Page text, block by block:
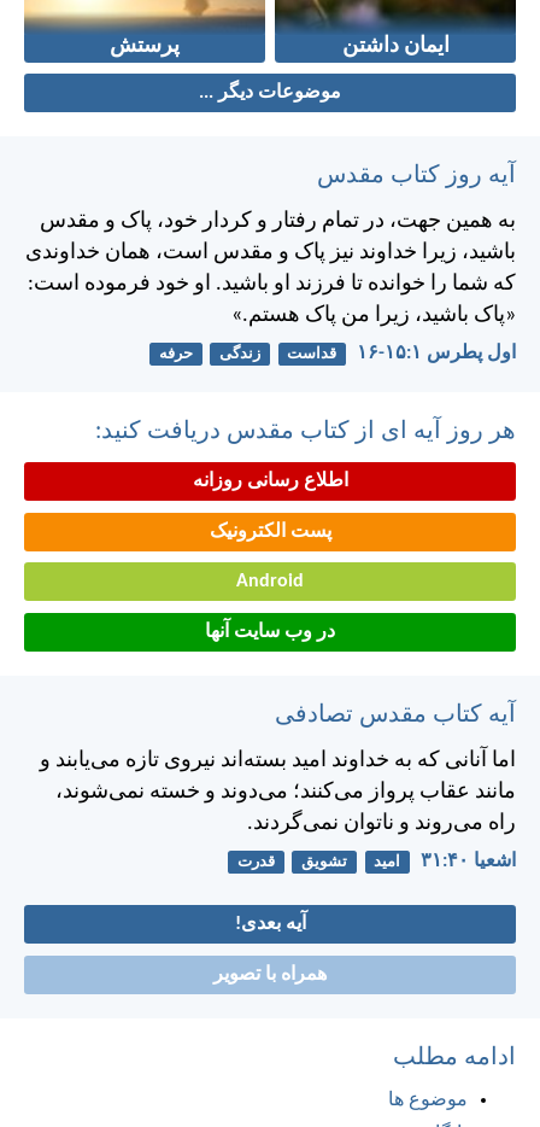
ایمان داشتن پرستش
موضوعات دیگر ...
آیه روز کتاب مقدس
به همين جهت، در تمام رفتار و كردار خود، پاک و مقدس
باشيد، زيرا خداوند نيز پاک و مقدس است، همان خداوندی
كه شما را خوانده تا فرزند او باشيد. او خود فرموده است:
«پاک باشيد، زيرا من پاک هستم.»
اول پطرس ۱:‏۱۵-‏۱۶ قداست زندگی حرفه
هر روز آیه ای از کتاب مقدس دریافت کنید:
اطلاع رسانی روزانه
پست الکترونیک
Android
در وب سایت آنها
آیه کتاب مقدس تصادفی
اما آنانی كه به خداوند اميد بسته‌اند نيروی تازه می‌يابند و
مانند عقاب پرواز می‌كنند؛ می‌دوند و خسته نمی‌شوند،
راه می‌روند و ناتوان نمی‌گردند.
اشعيا ۴۰:‏۳۱ امید تشویق قدرت
آیه بعدی!
همراه با تصویر
ادامه مطلب
موضوع ها